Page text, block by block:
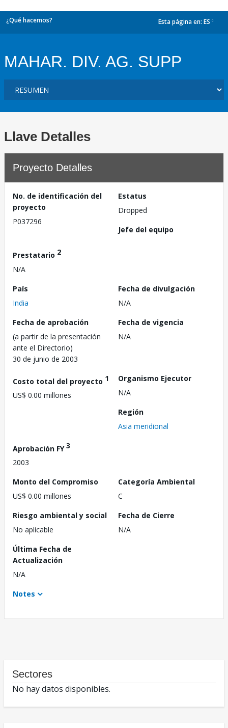
¿Qué hacemos? Esta página en: ES
MAHAR. DIV. AG. SUPP
Llave Detalles
Proyecto Detalles
No. de identificación del
proyecto
P037296
Estatus
Dropped
Jefe del equipo
Prestatario 2
N/A
País
India
Fecha de divulgación
N/A
Fecha de aprobación
(a partir de la presentación
ante el Directorio)
30 de junio de 2003
Fecha de vigencia
N/A
Costo total del proyecto 1
US$ 0.00 millones
Organismo Ejecutor
N/A
Región
Asia meridional
Aprobación FY3
2003
Monto del Compromiso
US$ 0.00 millones
Categoría Ambiental
C
Riesgo ambiental y social
No aplicable
Fecha de Cierre
N/A
Última Fecha de
Actualización
N/A
Notes
Sectores
No hay datos disponibles.